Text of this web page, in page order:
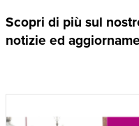
Scopri di più sul
notizie ed